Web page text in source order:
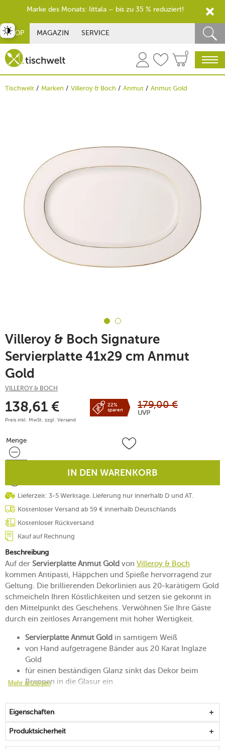
SHOP MAGAZIN SERVICE
0
Tischwelt Marken Villeroy & Boch Anmut Anmut Gold
Villeroy & Boch Signature
Servierplatte 41x29 cm Anmut
Gold
VILLEROY & BOCH
138,61 €
Preis inkl. MwSt. zzgl. Versand
22%
sparen
179,00 €
UVP
Menge
Menge
IN DEN WARENKORB
Lieferzeit: 3-5 Werktage. Lieferung nur innerhalb D und AT.
Kostenloser Versand ab 59 € innerhalb Deutschlands
Kostenloser Rückversand
Kauf auf Rechnung
Beschreibung
Auf der Servierplatte Anmut Gold von Villeroy & Boch
kommen Antipasti, Häppchen und Spieße hervorragend zur
Geltung. Die brillierenden Dekorlinien aus 20-karätigem Gold
schmeicheln Ihren Köstlichkeiten und setzen sie gekonnt in
den Mittelpunkt des Geschehens. Verwöhnen Sie Ihre Gäste
durch ein zeitloses Arrangement mit hoher Wertigkeit.
Servierplatte Anmut Gold in samtigem Weiß
von Hand aufgetragene Bänder aus 20 Karat Inglaze
Gold
für einen beständigen Glanz sinkt das Dekor beim
Brennen in die Glasur ein
aus Premium Bone Porcelain mit feiner Haptik
platzsparend stapelbar und griffig
Mehr anzeigen
Eigenschaften
Produktsicherheit
umschalten
Marke des Monats: Iittala – bis zu 35 % reduziert!